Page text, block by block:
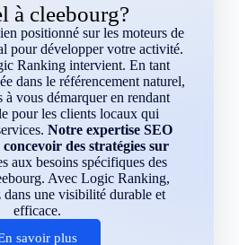
à cleebourg?
positionné sur les moteurs de
pour développer votre activité.
Ranking intervient. En tant
dans le référencement naturel,
à vous démarquer en rendant
pour les clients locaux qui
Notre expertise SEO
des stratégies sur
aux besoins spécifiques des
Avec Logic Ranking,
dans une visibilité durable et
efficace.
savoir plus